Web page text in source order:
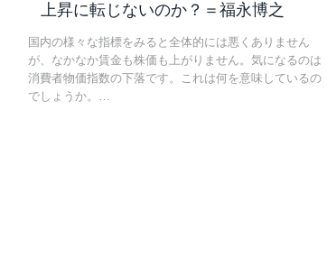
上昇に転じないのか？＝福永博之
国内の様々な指標をみると全体的には悪くありません
が、なかなか賃金も株価も上がりません。気になるのは
消費者物価指数の下落です。これは何を意味しているの
でしょうか。…